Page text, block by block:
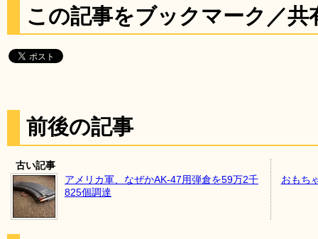
この記事をブックマーク／共
前後の記事
古い記事
アメリカ軍、なぜかAK-47用弾倉を59万2千
825個調達
おもち